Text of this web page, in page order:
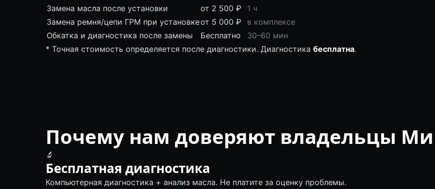
Замена масла после установки
от 2 500 ₽
1 ч
Замена ремня/цепи ГРМ при установкеот 5 000 ₽
в комплексе
Обкатка и диагностика после замены
Бесплатно
30–60 мин
* Точная стоимость определяется после диагностики. Диагностика бесплатна.
Почему нам доверяют владельцы
🔬
Бесплатная диагностика
Компьютерная диагностика + анализ масла. Не платите за оценку проблемы.